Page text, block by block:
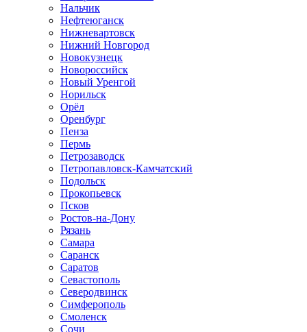
Нальчик
Нефтеюганск
Нижневартовск
Нижний Новгород
Новокузнецк
Новороссийск
Новый Уренгой
Норильск
Орёл
Оренбург
Пенза
Пермь
Петрозаводск
Петропавловск-Камчатский
Подольск
Прокопьевск
Псков
Ростов-на-Дону
Рязань
Самара
Саранск
Саратов
Севастополь
Северодвинск
Симферополь
Смоленск
Сочи